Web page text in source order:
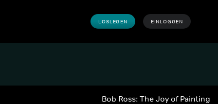
LOSLEGEN EINLOGGEN
Bob Ross: The Joy of Painting